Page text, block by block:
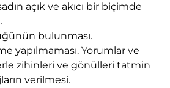
açık ve akıcı bir biçimde
bulunması.
yapılmaması. Yorumlar ve
zihinleri ve gönülleri tatmin
verilmesi.